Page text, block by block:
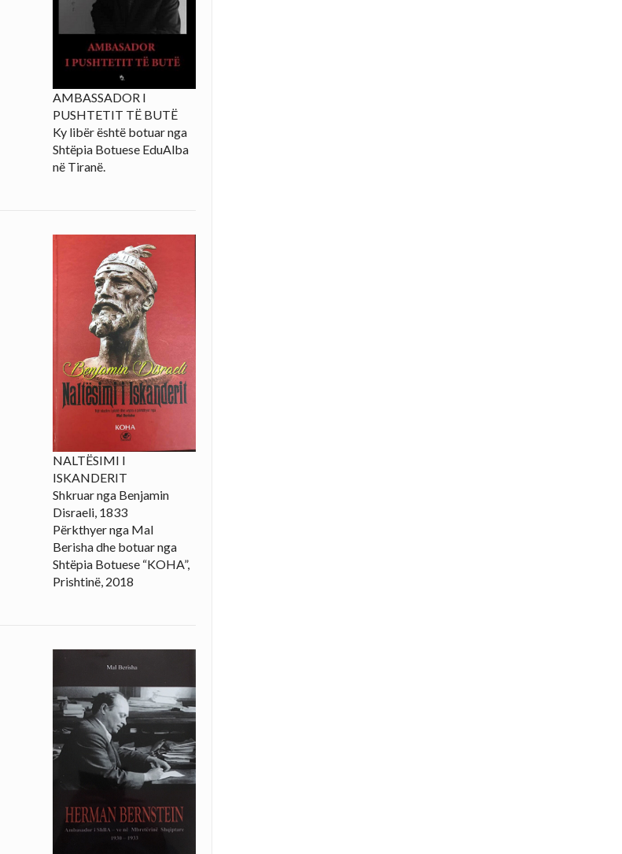
AMBASSADOR I
PUSHTETIT TË BUTË
Ky libër është botuar nga
Shtëpia Botuese EduAlba
në Tiranë.
NALTËSIMI I
ISKANDERIT
Shkruar nga Benjamin
Disraeli, 1833
Përkthyer nga Mal
Berisha dhe botuar nga
Shtëpia Botuese “KOHA”,
Prishtinë, 2018